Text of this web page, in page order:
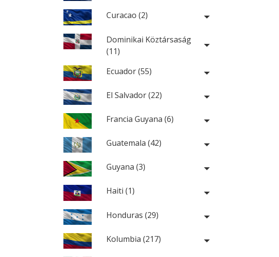
Curacao (2)
Dominikai Köztársaság
(11)
Ecuador (55)
El Salvador (22)
Francia Guyana (6)
Guatemala (42)
Guyana (3)
Haiti (1)
Honduras (29)
Kolumbia (217)